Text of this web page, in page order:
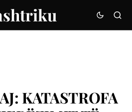
KATASTROFA